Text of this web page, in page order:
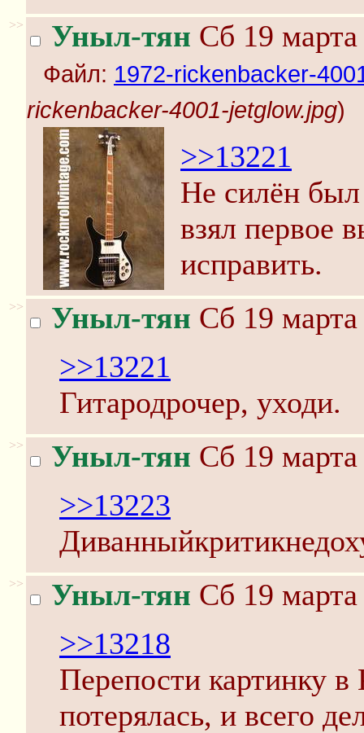
>> Уныл-тян Сб 19
Файл: 1972-rickenbacker-
rickenbacker-4001-jetglow.jpg)
>>13221
Не силён был
взял первое
исправить.
>> Уныл-тян Сб 19
>>13221
Гитародрочер, уходи.
>> Уныл-тян Сб 19
>>13223
>> Уныл-тян Сб 19
>>13218
Перепости картинку
потерялась, и всего